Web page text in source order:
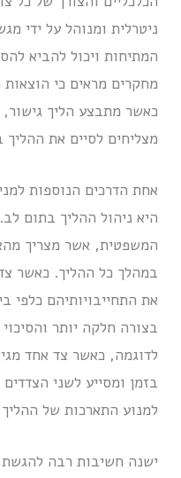
ניטרלית ומנוהל על ידי
המתיחות ויכול להביא
מחקרים מראים כי
כאשר מתבצע הליך
מצליחים לסיים את ההליך
אחת הדרכים הנוספות
היא ניהול ההליך בתום
המשפטית, אשר מצריך
במהלך כל ההליך. כאשר
את התחייבויותיהם
בצורה חלקה יותר
לדוגמה, כאשר צד אחד
בזמן ומסייע לשני
למנוע התארכות של
ישנה חשיבות רבה